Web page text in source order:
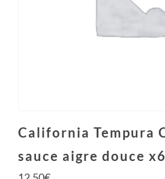
California Tempura
sauce aigre douce x6